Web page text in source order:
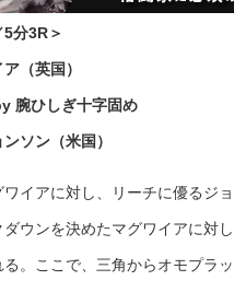
分3R＞
（英国）
腕ひしぎ十字固め
ソン（米国）
イアに対し、リーチに優るジ
ウンを決めたマグワイアに対
。ここで、三角からオモプラ